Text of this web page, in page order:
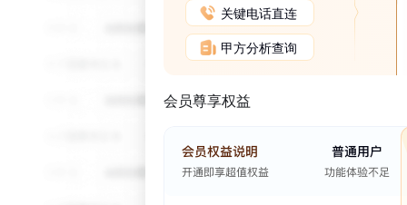
关键电话直连
甲方分析查询
会员尊享权益